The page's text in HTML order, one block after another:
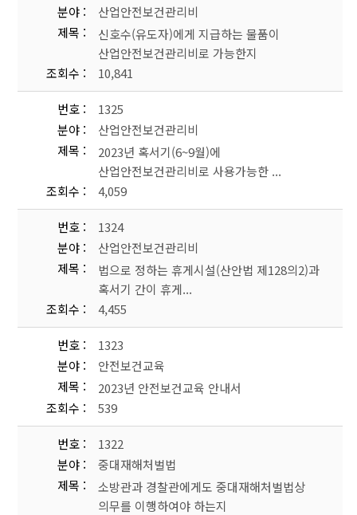
분야
산업안전보건관리비
제목
신호수(유도자)에게 지급하는 물품이
산업안전보건관리비로 가능한지
조회수
10,841
번호
1325
분야
산업안전보건관리비
제목
2023년 혹서기(6~9월)에
산업안전보건관리비로 사용가능한 ...
조회수
4,059
번호
1324
분야
산업안전보건관리비
제목
법으로 정하는 휴게시설(산안법 제128의2)과
혹서기 간이 휴게...
조회수
4,455
번호
1323
분야
안전보건교육
제목
2023년 안전보건교육 안내서
조회수
539
번호
1322
분야
중대재해처벌법
제목
소방관과 경찰관에게도 중대재해처벌법상
의무를 이행하여야 하는지